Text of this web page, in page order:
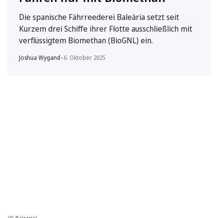
Die spanische Fährreederei Baleària setzt seit
Kurzem drei Schiffe ihrer Flotte ausschließlich mit
verflüssigtem Biomethan (BioGNL) ein.
Joshua Wygand–6. Oktober 2025